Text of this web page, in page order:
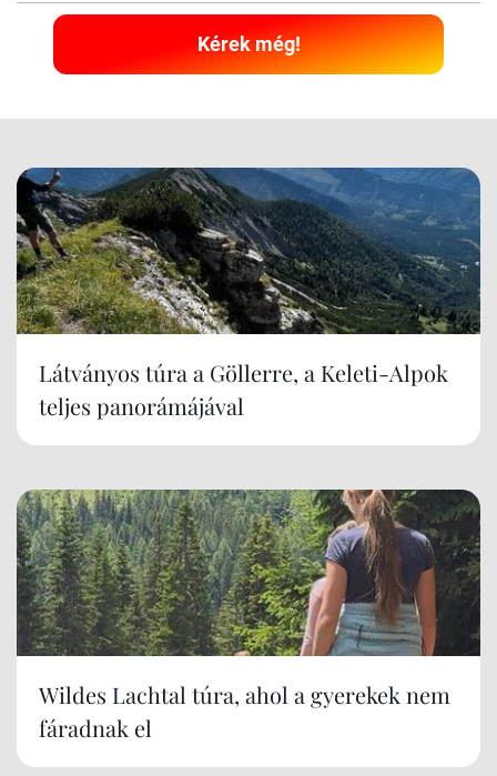
Kérek még!
Látványos túra a Göllerre, a Keleti-Alpok
teljes panorámájával
Wildes Lachtal túra, ahol a gyerekek nem
fáradnak el